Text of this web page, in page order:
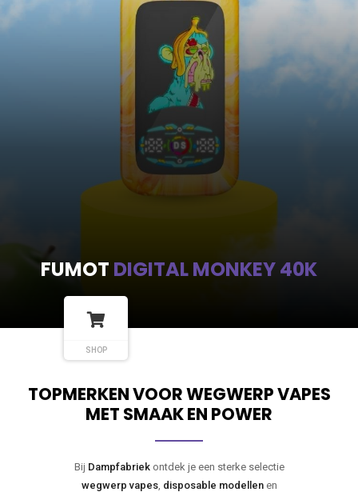
FUMOT DIGITAL MONKEY 40K
SHOP
TOPMERKEN VOOR WEGWERP VAPES
MET SMAAK EN POWER
Bij Dampfabriekontdek je een sterke selectie
wegwerp vapes, disposable modellenen